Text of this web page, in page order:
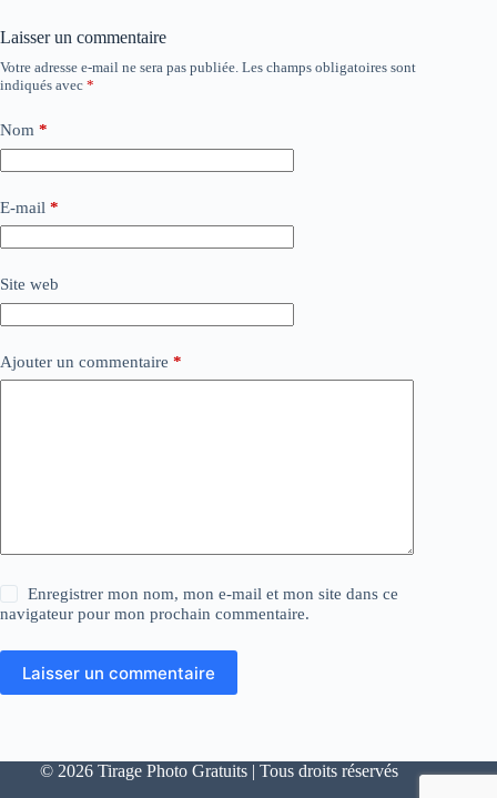
Laisser un commentaire
Votre adresse e-mail ne sera pas publiée. Les champs obligatoires sont
indiqués avec *
Nom *
E-mail *
Site web
Ajouter un commentaire *
Enregistrer mon nom, mon e-mail et mon site dans ce
navigateur pour mon prochain commentaire.
Laisser un commentaire
© 2026 Tirage Photo Gratuits | Tous droits réservés